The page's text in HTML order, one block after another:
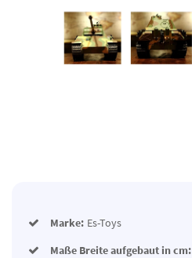
Marke: Es-Toys
Maße Breite aufgebaut in cm: